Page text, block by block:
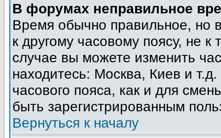
В форумах неправильное
Время обычно правильное, но
к другому часовому поясу, не
случае вы можете изменить
находитесь: Москва, Киев и
часового пояса, как и для
быть зарегистрированным
Вернуться к началу